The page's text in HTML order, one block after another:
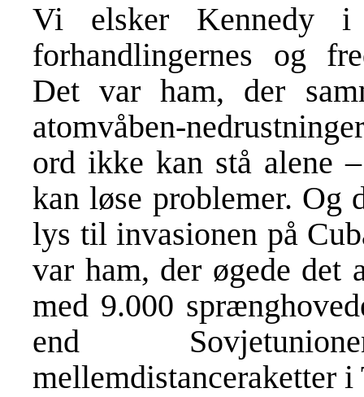
Vi elsker Kennedy
forhandlingernes og
Det var ham, der
atomvåben-
ord ikke kan stå alene
kan løse problemer. Og
lys til invasionen på
var ham, der øgede det
med 9.000
end
mellemdistanceraketter